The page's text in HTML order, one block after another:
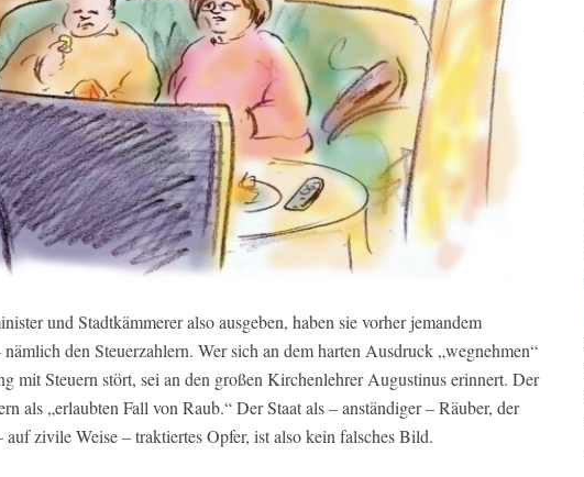
und Stadtkämmerer also ausgeben, haben sie vorher jemandem
den Steuerzahlern. Wer sich an dem harten Ausdruck „wegnehmen“
mit Steuern stört, sei an den großen Kirchenlehrer Augustinus erinnert. Der
als „erlaubten Fall von Raub.“ Der Staat als – anständiger – Räuber, der
auf zivile Weise – traktiertes Opfer, ist also kein falsches Bild.